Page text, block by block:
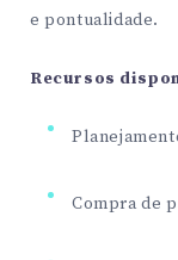
e pontualidade.
Recursos
Compra de